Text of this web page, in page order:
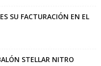
SU FACTURACIÓN EN EL
STELLAR NITRO